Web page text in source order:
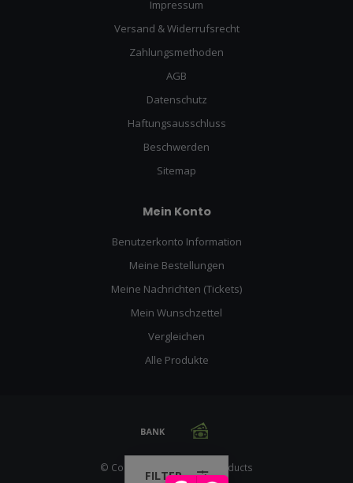
Impressum
Versand & Widerrufsrecht
Zahlungsmethoden
AGB
Datenschutz
Haftungsausschluss
Beschwerden
Sitemap
Mein Konto
Benutzerkonto Information
Meine Bestellungen
Meine Nachrichten (Tickets)
Mein Wunschzettel
Vergleichen
Alle Produkte
© Copyright 2026 Racing Products
FILTER